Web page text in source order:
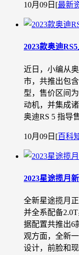
10月09日 [最新
2023款奥迪
近日，小编从
市，共推出包
型，售价区间
动机，并集成
奥迪RS 5 指导
10月09日 [百科
2023星途揽月
全新星途揽月
并全系配备
据配置共推出6
观方面，全新
设计，前脸和